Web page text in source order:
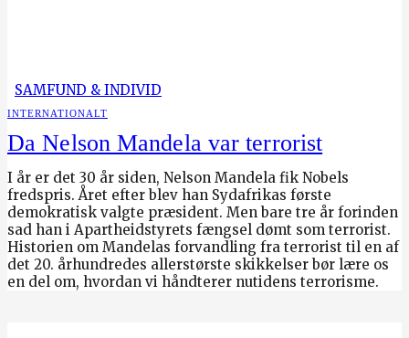
SAMFUND & INDIVID
INTERNATIONALT
Da Nelson Mandela var terrorist
I år er det 30 år siden, Nelson Mandela fik Nobels
fredspris. Året efter blev han Sydafrikas første
demokratisk valgte præsident. Men bare tre år forinden
sad han i Apartheidstyrets fængsel dømt som terrorist.
Historien om Mandelas forvandling fra terrorist til en af
det 20. århundredes allerstørste skikkelser bør lære os
en del om, hvordan vi håndterer nutidens terrorisme.